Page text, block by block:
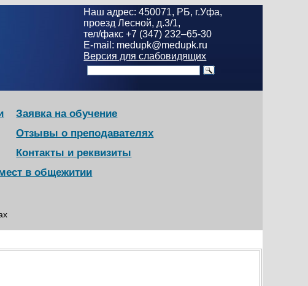
Наш адрес: 450071, РБ, г.Уфа,
проезд Лесной, д.3/1,
тел/факс +7 (347) 232–65-30
E-mail: medupk@medupk.ru
Версия для слабовидящих
Заявка на обучение
Отзывы о преподавателях
Контакты и реквизиты
в общежитии